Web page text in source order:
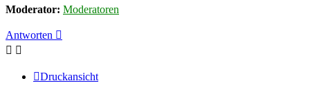
Moderator: Moderatoren
Antworten
Druckansicht